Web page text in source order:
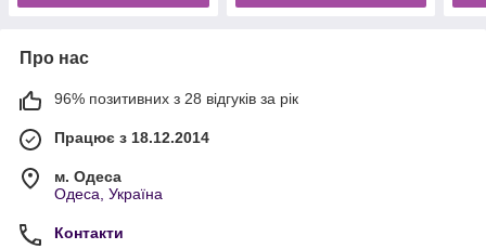
Про нас
96% позитивних з 28 відгуків за рік
Працює з 18.12.2014
м. Одеса
Одеса, Україна
Контакти